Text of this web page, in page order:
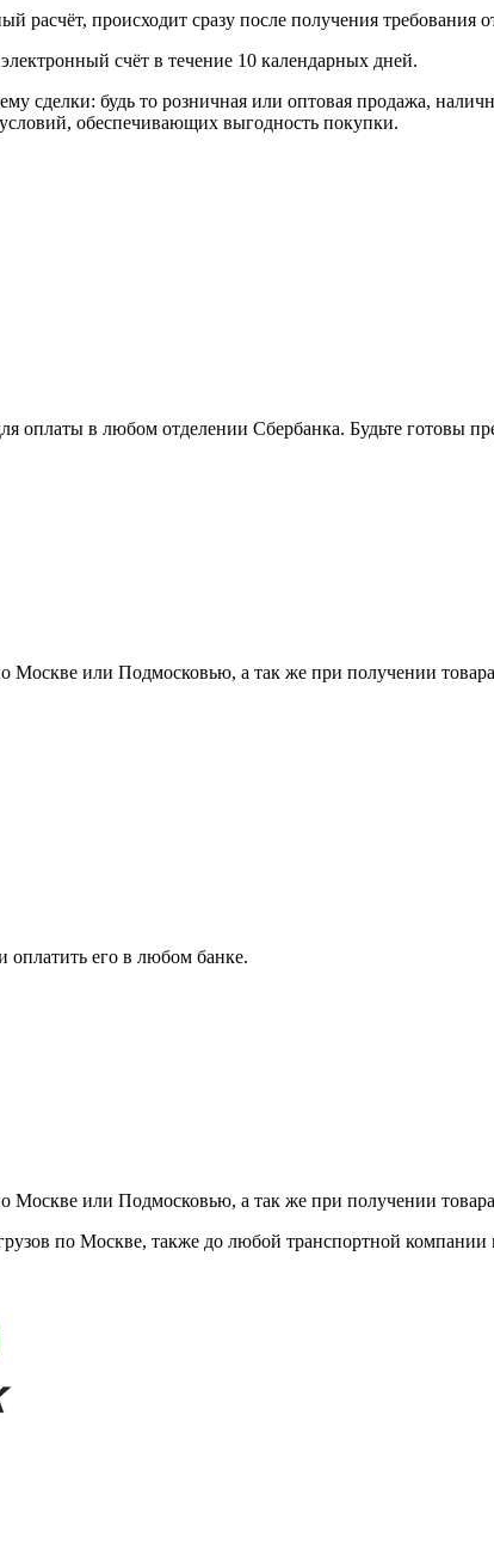
расчёт, происходит сразу после получения требования
счёт в течение 10 календарных дней.
будь то розничная или оптовая продажа,
обеспечивающих выгодность покупки.
оплаты в любом отделении Сбербанка. Будьте готовы
или Подмосковью, а так же при получении
оплатить его в любом банке.
или Подмосковью, а так же при получении
по Москве, также до любой транспортной компании